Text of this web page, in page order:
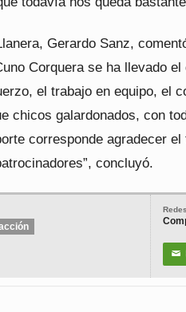
Gerardo Sanz,
Corquera se ha llevado
el trabajo en equipo, el
chicos galardonados, con
corresponde agradecer
concluyó.
✉